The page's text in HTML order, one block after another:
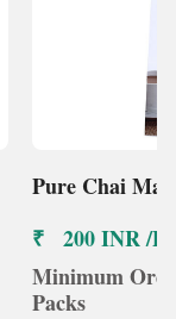
Pure Chai
₹ 200 INR /
Minimum
Packs